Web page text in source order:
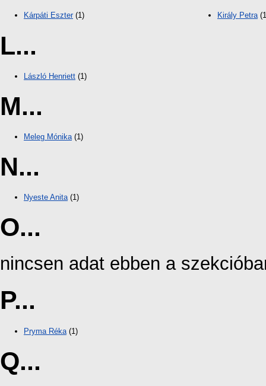
Kárpáti Eszter(1) Király Petra
L...
László Henriett (1)
M...
Meleg Mónika (1)
N...
Nyeste Anita(1)
O...
nincsen adat ebben a
P...
Pryma Réka (1)
Q...